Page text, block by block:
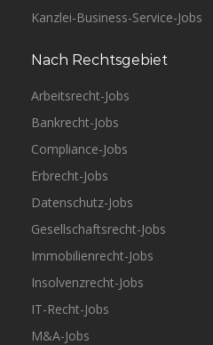
Kanzlei-Business-Service-Jobs
Nach Rechtsgebiet
Arbeitsrecht-Jobs
Bankrecht-Jobs
Compliance-Jobs
Erbrecht-Jobs
Datenschutz-Jobs
Gesellschaftsrecht-Jobs
Immobilienrecht-Jobs
Insolvenzrecht-Jobs
IT-Recht-Jobs
M&A-Jobs